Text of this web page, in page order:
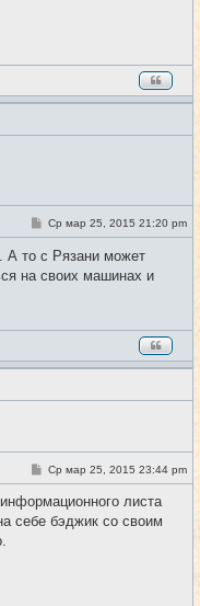
#15
С
о
б
щ
е
Ср мар 25, 2015 21:20 pm
А то с Рязани может
на своих машинах и
#16
С
о
б
щ
Ср мар 25, 2015 23:44 pm
листа
себе бэджик со своим